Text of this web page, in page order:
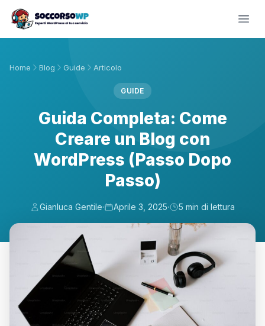
Home Blog Guide Articolo
GUIDE
Guida Completa: Come
Creare un Blog con
WordPress (Passo Dopo
Passo)
Gianluca Gentile· Aprile 3, 2025· 5 min di lettura